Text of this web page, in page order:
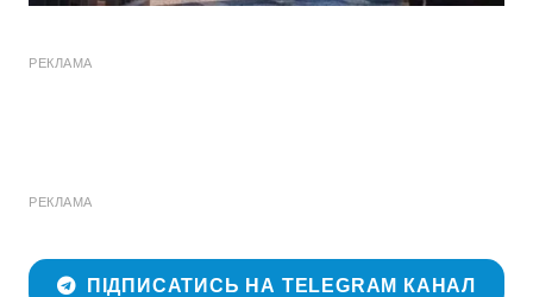
РЕКЛАМА
РЕКЛАМА
ПІДПИСАТИСЬ НА TELEGRAM КАНАЛ